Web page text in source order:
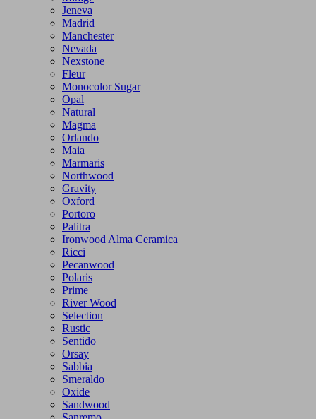
Jeneva
Madrid
Manchester
Nevada
Nexstone
Fleur
Monocolor Sugar
Opal
Natural
Magma
Orlando
Maia
Marmaris
Northwood
Gravity
Oxford
Portoro
Palitra
Ironwood Alma Ceramica
Ricci
Pecanwood
Polaris
Prime
River Wood
Selection
Rustic
Sentido
Orsay
Sabbia
Smeraldo
Oxide
Sandwood